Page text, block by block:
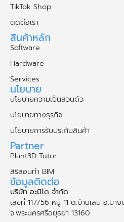
TikTok Shop
ติดต่อเรา
สินค้าหลัก
Software
Hardware
Services
นโยบาย
นโยบายความเป็นส่วนตัว
นโยบายทางธุรกิจ
นโยบายการรับประกันสินค้า
Partner
Plant3D Tutor
สิริสอนทำ BIM
ข้อมูลติดต่อ
บริษัท อะมิโด จำกัด
เลขที่ 117/56 หมู่ 11 ต.บ้านเลน อ.บาง
จ.พระนคร​ศรี​อยุธยา​ 13160